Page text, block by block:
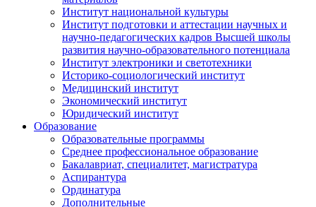
Институт национальной культуры
Институт подготовки и аттестации научных и
научно-педагогических кадров Высшей школы
развития научно-образовательного потенциала
Институт электроники и светотехники
Историко-социологический институт
Медицинский институт
Экономический институт
Юридический институт
Образование
Образовательные программы
Среднее профессиональное образование
Бакалавриат, специалитет, магистратура
Аспирантура
Ординатура
Дополнительные